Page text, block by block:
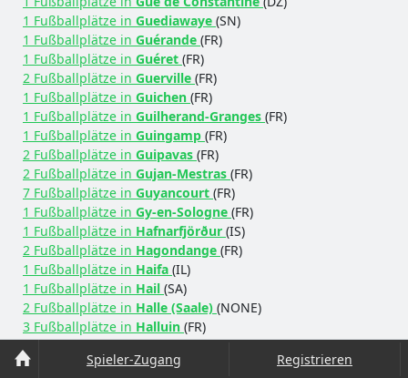
Spieler-Zugang Registrieren
1 Fußballplätze in Guediawaye (SN)
1 Fußballplätze in Guérande (FR)
1 Fußballplätze in Guéret (FR)
2 Fußballplätze in Guerville (FR)
1 Fußballplätze in Guichen (FR)
1 Fußballplätze in Guilherand-Granges (FR)
1 Fußballplätze in Guingamp (FR)
2 Fußballplätze in Guipavas (FR)
2 Fußballplätze in Gujan-Mestras (FR)
7 Fußballplätze in Guyancourt (FR)
1 Fußballplätze in Gy-en-Sologne (FR)
1 Fußballplätze in Hafnarfjörður (IS)
2 Fußballplätze in Hagondange (FR)
1 Fußballplätze in Haifa (IL)
1 Fußballplätze in Hail (SA)
2 Fußballplätze in Halle (Saale) (NONE)
3 Fußballplätze in Halluin (FR)
1 Fußballplätze inHam-sous-Varsberg (FR)
1 Fußballplätze inHannover